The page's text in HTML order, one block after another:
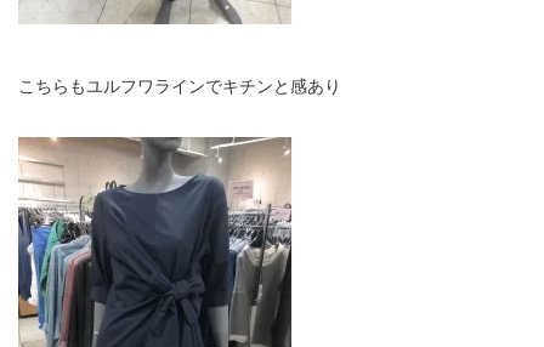
こちらもユルフワラインでキチンと感あり